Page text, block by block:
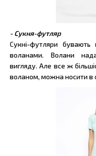
- Сукня-футляр
Сукні-футляри
воланами. Волани
вигляду. Але все ж
воланом, можна носити в